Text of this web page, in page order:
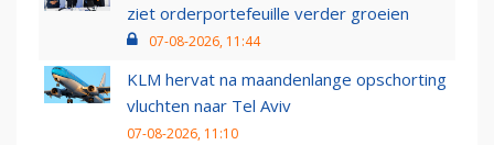
ziet orderportefeuille verder groeien
07-08-2026, 11:44
KLM hervat na maandenlange opschorting
vluchten naar Tel Aviv
07-08-2026, 11:10